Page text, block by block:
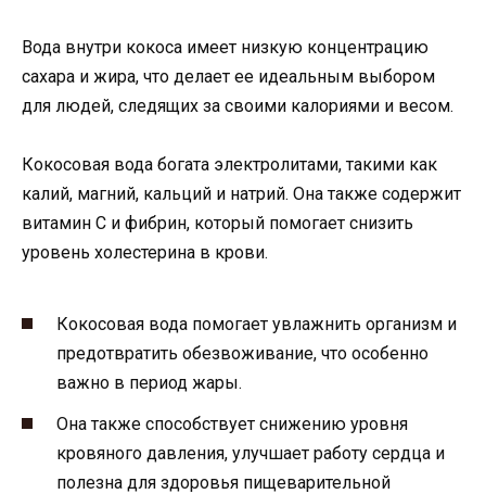
Вода внутри кокоса имеет низкую концентрацию
сахара и жира, что делает ее идеальным выбором
для людей, следящих за своими калориями и весом.
Кокосовая вода богата электролитами, такими как
калий, магний, кальций и натрий. Она также содержит
витамин С и фибрин, который помогает снизить
уровень холестерина в крови.
Кокосовая вода помогает увлажнить организм и
предотвратить обезвоживание, что особенно
важно в период жары.
Она также способствует снижению уровня
кровяного давления, улучшает работу сердца и
полезна для здоровья пищеварительной